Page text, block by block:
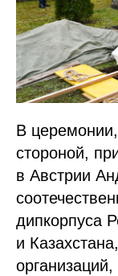
В церемонии,
стороной,
в Австрии
дипкорпуса
и